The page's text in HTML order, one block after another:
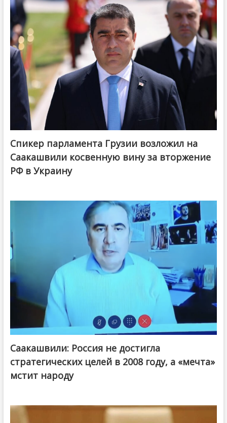
Спикер парламента Грузии возложил на
Саакашвили косвенную вину за вторжение
РФ в Украину
Саакашвили: Россия не достигла
стратегических целей в 2008 году, а «мечта»
мстит народу